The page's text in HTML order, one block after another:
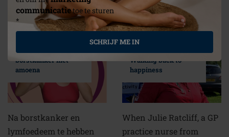
communicatietoe te sturen
*
SCHRIJF ME IN
Mijn verhaal over
borstkanker met
amoena
Na borstkanker en
lymfoedeem te hebben
Walking back to
happiness
When Julie Ratcliff, a GP
practice nurse from